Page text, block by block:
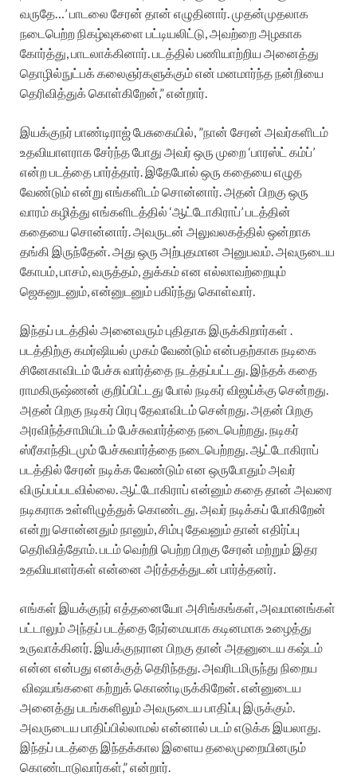
வருதே…’ பாடலை சேரன் தான் எழுதினார். முதன்முதலாக
நடைபெற்ற நிகழ்வுகளை பட்டியலிட்டு, அவற்றை அழகாக
கோர்த்து, பாடலாக்கினார். படத்தில் பணியாற்றிய அனைத்து
தொழில்நுட்பக் கலைஞர்களுக்கும் என் மனமார்ந்த நன்றியை
தெரிவித்துக் கொள்கிறேன்,” என்றார்.
இயக்குநர் பாண்டிராஜ் பேசுகையில், ”நான் சேரன் அவர்களிடம்
உதவியாளராக சேர்ந்த போது அவர் ஒரு முறை ‘பாரஸ்ட் கம்ப்’
என்ற படத்தை பார்த்தார். இதேபோல் ஒரு கதையை எழுத
வேண்டும் என்று எங்களிடம் சொன்னார்.‌ அதன் பிறகு ஒரு
வாரம் கழித்து எங்களிடத்தில் ‘ஆட்டோகிராப்’ படத்தின்
கதையை சொன்னார். அவருடன் அலுவலகத்தில் ஒன்றாக
தங்கி இருந்தேன். அது ஒரு அற்புதமான அனுபவம். அவருடைய
கோபம், பாசம், வருத்தம், துக்கம் என எல்லாவற்றையும்
ஜெகனுடனும், என்னுடனும் பகிர்ந்து கொள்வார்.
இந்தப் படத்தில் அனைவரும் புதிதாக இருக்கிறார்கள் .
படத்திற்கு கமர்ஷியல் முகம் வேண்டும் என்பதற்காக நடிகை
சினேகாவிடம் பேச்சு வார்த்தை நடத்தப்பட்டது. இந்தக் கதை
ராமகிருஷ்ணன் குறிப்பிட்டது போல் நடிகர் விஜய்க்கு சென்றது.
அதன் பிறகு நடிகர் பிரபு தேவாவிடம் சென்றது. அதன் பிறகு
அரவிந்த்சாமியிடம் பேச்சுவார்த்தை நடைபெற்றது. நடிகர்
ஸ்ரீகாந்திடமும் பேச்சுவார்த்தை நடைபெற்றது. ஆட்டோகிராப்
படத்தில் சேரன் நடிக்க வேண்டும் என ஒருபோதும் அவர்
விருப்பப்படவில்லை. ஆட்டோகிராப் என்னும் கதை தான் அவரை
நடிகராக உள்ளிழுத்துக் கொண்டது. அவர் நடிக்கப் போகிறேன்
என்று சொன்னதும் நானும், சிம்பு தேவனும் தான் எதிர்ப்பு
தெரிவித்தோம். படம் வெற்றி பெற்ற பிறகு சேரன் மற்றும் இதர
உதவியாளர்கள் என்னை அர்த்தத்துடன் பார்த்தனர்.
எங்கள் இயக்குநர் எத்தனையோ அசிங்கங்கள், அவமானங்கள்
பட்டாலும் அந்தப் படத்தை நேர்மையாக கடினமாக உழைத்து
உருவாக்கினர். இயக்குநரான பிறகு தான் அதனுடைய கஷ்டம்
என்ன என்பது எனக்குத் தெரிந்தது. அவரிடமிருந்து நிறைய
விஷயங்களை கற்றுக் கொண்டிருக்கிறேன். என்னுடைய
அனைத்து படங்களிலும் அவருடைய பாதிப்பு இருக்கும்.
அவருடைய பாதிப்பில்லாமல் என்னால் படம் எடுக்க இயலாது.‌
இந்தப் படத்தை இந்தக்கால இளைய தலைமுறையினரும்
கொண்டாடுவார்கள்,” என்றார்.